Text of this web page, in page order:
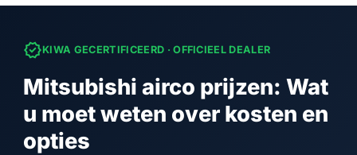
verifiedKIWA GECERTIFICEERD · OFFICIEEL DEALER
Mitsubishi airco prijzen: Wat
u moet weten over kosten en
opties